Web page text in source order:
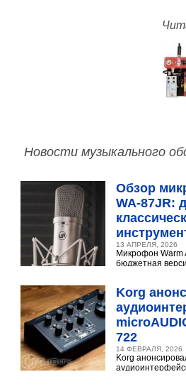
Новости музыкального
Обзор
WA‑87JR:
13 АПРЕЛЯ, 2026
Микрофон Warm
бюджетная
Korg
722
14 ФЕВРАЛЯ, 2026
Korg